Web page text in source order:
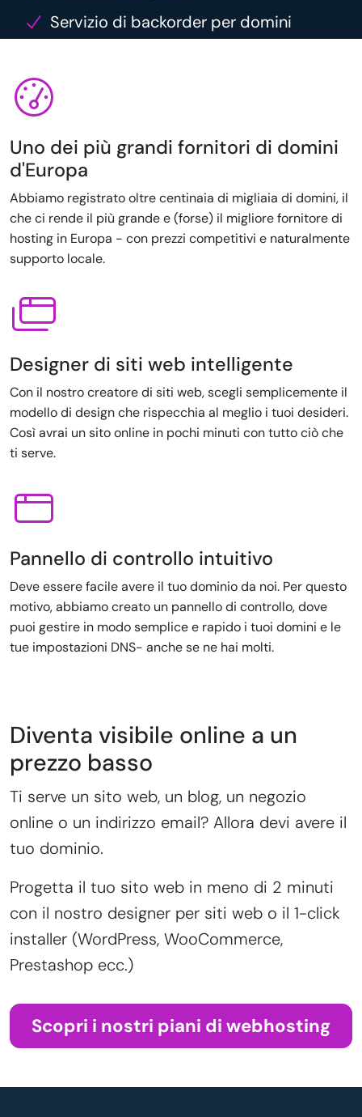
Servizio di backorder per domini
Uno dei più grandi fornitori di domini
d'Europa
Abbiamo registrato oltre centinaia di migliaia di domini, il
che ci rende il più grande e (forse) il migliore fornitore di
hosting in Europa - con prezzi competitivi e naturalmente
supporto locale.
Designer di siti web intelligente
Con il nostro creatore di siti web, scegli semplicemente il
modello di design che rispecchia al meglio i tuoi desideri.
Così avrai un sito online in pochi minuti con tutto ciò che
ti serve.
Pannello di controllo intuitivo
Deve essere facile avere il tuo dominio da noi. Per questo
motivo, abbiamo creato un pannello di controllo, dove
puoi gestire in modo semplice e rapido i tuoi domini e le
tue impostazioni DNS- anche se ne hai molti.
Diventa visibile online a un
prezzo basso
Ti serve un sito web, un blog, un negozio
online o un indirizzo email? Allora devi avere il
tuo dominio.
Progetta il tuo sito web in meno di 2 minuti
con il nostro designer per siti web o il 1-click
installer (WordPress, WooCommerce,
Prestashop ecc.)
Scopri i nostri piani di webhosting